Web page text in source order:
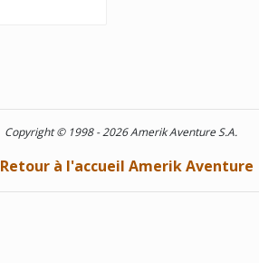
Copyright © 1998 - 2026 Amerik Aventure S.A.
Retour à l'accueil Amerik Aventure